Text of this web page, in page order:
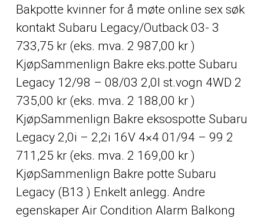
Bakpotte kvinner for å møte online sex søk
kontakt Subaru Legacy/Outback 03- 3
733,75 kr (eks. mva. 2 987,00 kr )
KjøpSammenlign Bakre eks.potte Subaru
Legacy 12/98 – 08/03 2,0l st.vogn 4WD 2
735,00 kr (eks. mva. 2 188,00 kr )
KjøpSammenlign Bakre eksospotte Subaru
Legacy 2,0i – 2,2i 16V 4×4 01/94 – 99 2
711,25 kr (eks. mva. 2 169,00 kr )
KjøpSammenlign Bakre potte Subaru
Legacy (B13 ) Enkelt anlegg. Andre
egenskaper Air Condition Alarm Balkong